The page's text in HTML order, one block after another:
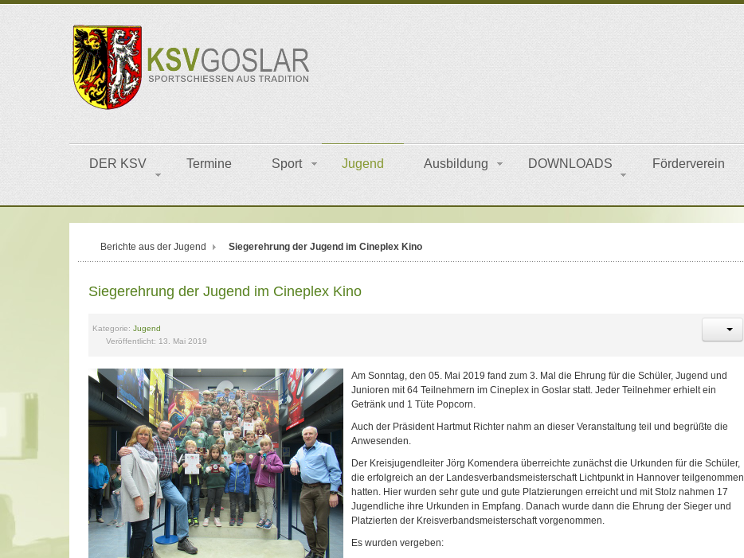
DER KSV Termine Sport Jugend Ausbildung DOWNLOADS Förderverein
Berichte aus der Jugend Siegerehrung der Jugend im Cineplex Kino
Siegerehrung der Jugend im Cineplex Kino
Kategorie:Jugend
Veröffentlicht: 13. Mai 2019
Am Sonntag, den 05. Mai 2019 fand zum 3. Mal die Ehrung für die Schüler, Jugend und
Junioren mit 64 Teilnehmern im Cineplex in Goslar statt. Jeder Teilnehmer erhielt ein
Getränk und 1 Tüte Popcorn.
Auch der Präsident Hartmut Richter nahm an dieser Veranstaltung teil und begrüßte die
Anwesenden.
Der Kreisjugendleiter Jörg Komendera überreichte zunächst die Urkunden für die Schüler,
die erfolgreich an der Landesverbandsmeisterschaft Lichtpunkt in Hannover teilgenommen
hatten. Hier wurden sehr gute und gute Platzierungen erreicht und mit Stolz nahmen 17
Jugendliche ihre Urkunden in Empfang. Danach wurde dann die Ehrung der Sieger und
Platzierten der Kreisverbandsmeisterschaft vorgenommen.
Es wurden vergeben: